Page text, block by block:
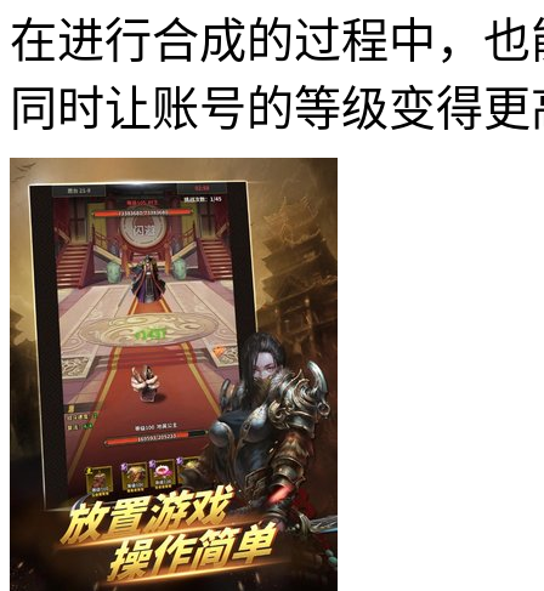
在进行合成的过程中，
同时让账号的等级变得更